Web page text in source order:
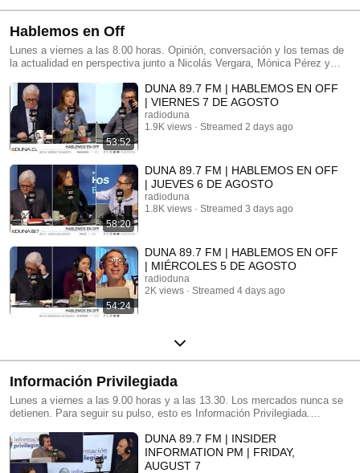
Hablemos en Off
Lunes a viernes a las 8.00 horas. Opinión, conversación y los temas de
la actualidad en perspectiva junto a Nicolás Vergara, Mónica Pérez y
53:52
DUNA 89.7 FM | HABLEMOS EN OFF
| VIERNES 7 DE AGOSTO
radioduna
1.9K views
Streamed 2 days ago
58:20
DUNA 89.7 FM | HABLEMOS EN OFF
| JUEVES 6 DE AGOSTO
radioduna
1.8K views
Streamed 3 days ago
54:24
DUNA 89.7 FM | HABLEMOS EN OFF
| MIÉRCOLES 5 DE AGOSTO
radioduna
2K views
Streamed 4 days ago
Información Privilegiada
Lunes a viernes a las 9.00 horas y a las 13.30. Los mercados nunca se
detienen. Para seguir su pulso, esto es Información Privilegiada.
emprendimiento.
DUNA 89.7 FM | INSIDER
INFORMATION PM | FRIDAY,
AUGUST 7